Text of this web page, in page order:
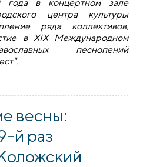
в концертном зале
центра культуры
ряда коллективов,
в XIX Международном
песнопений
городском центре
весны:
й раз